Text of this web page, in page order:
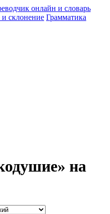
и склонение Грамматика
на